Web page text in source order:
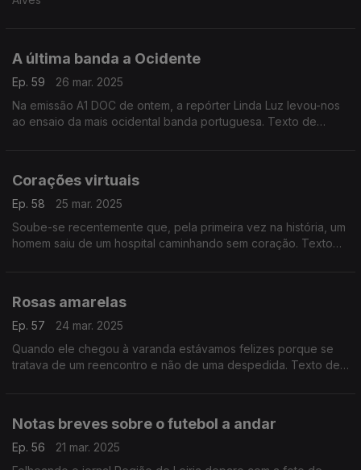
A última banda a Ocidente
Ep. 59
26 mar. 2025
Na emissão A1 DOC de ontem, a repórter Linda Luz levou-nos
ao ensaio da mais ocidental banda portuguesa. Texto de
Corações virtuais
Ep. 58
25 mar. 2025
Soube-se recentemente que, pela primeira vez na história, um
homem saiu de um hospital caminhando sem coração. Texto
Rosas amarelas
Ep. 57
24 mar. 2025
Quando ele chegou à varanda estávamos felizes porque se
tratava de um reencontro e não de uma despedida. Texto de
Notas breves sobre o futebol a andar
Ep. 56
21 mar. 2025